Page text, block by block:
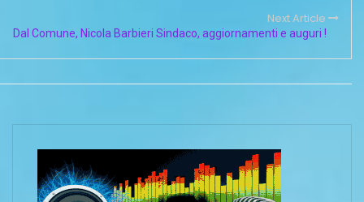
Next Article
Dal Comune, Nicola Barbieri Sindaco, aggiornamenti e auguri !